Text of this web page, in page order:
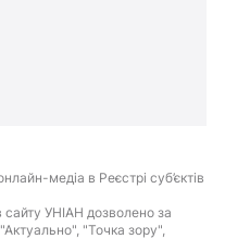
медіа в Реєстрі суб’єктів
сайту УНІАН дозволено за
"Точка зору",